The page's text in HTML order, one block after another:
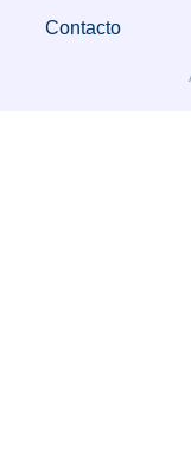
Contacto